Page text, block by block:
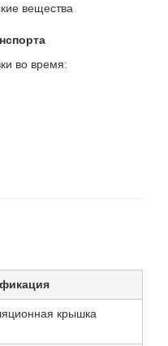
вещества
во время:
крышка